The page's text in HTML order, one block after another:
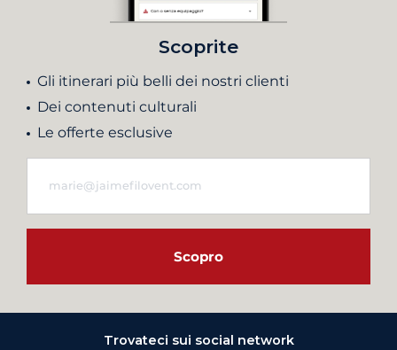
Scoprite
Gli itinerari più belli dei nostri clienti
Dei contenuti culturali
Le offerte esclusive
Scopro
Trovateci sui social network